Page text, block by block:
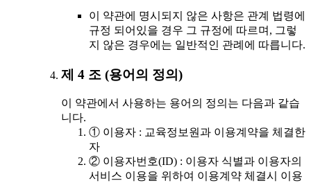
이 약관에 명시되지 않은 사항은 관계 법령에
규정 되어있을 경우 그 규정에 따르며, 그렇
지 않은 경우에는 일반적인 관례에 따릅니다.
제 4 조 (용어의 정의)
이 약관에서 사용하는 용어의 정의는 다음과 같습
니다.
① 이용자 : 교육정보원과 이용계약을 체결한
자
② 이용자번호(ID) : 이용자 식별과 이용자의
서비스 이용을 위하여 이용계약 체결시 이용